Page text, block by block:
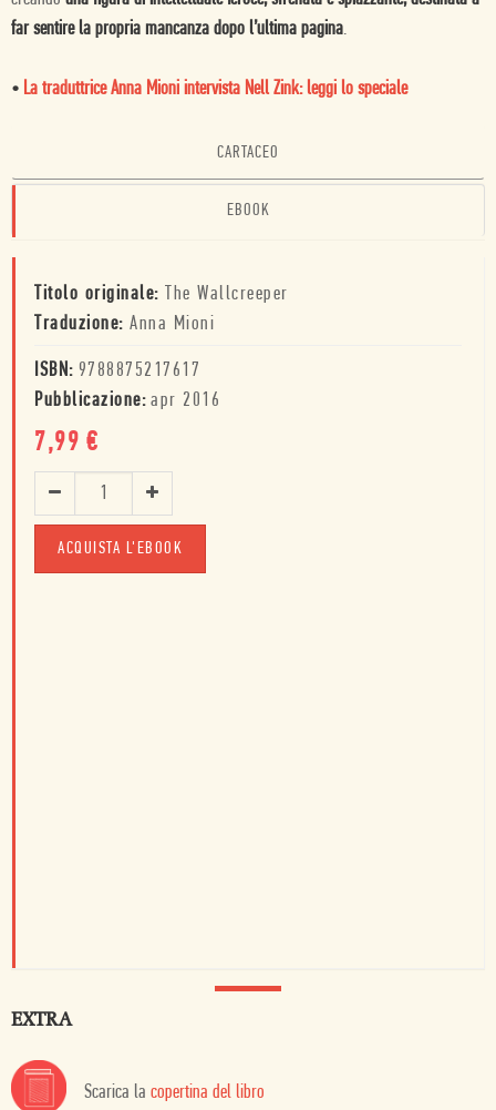
far sentire la propria mancanza dopo l’ultima pagina.
• La traduttrice Anna Mioni intervista Nell Zink: leggi lo speciale
CARTACEO
EBOOK
Titolo originale: The Wallcreeper
Traduzione: Anna Mioni
ISBN: 9788875217617
Pubblicazione: apr 2016
7,99 €
ACQUISTA L'EBOOK
EXTRA
Scarica la copertina del libro